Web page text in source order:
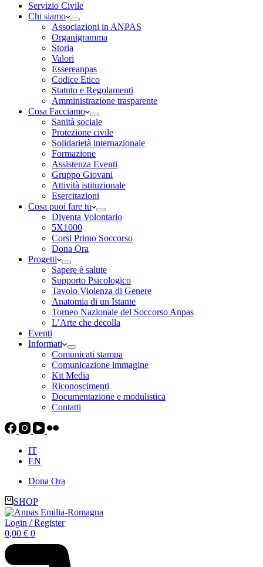
Servizio Civile
Chi siamo
Associazioni in ANPAS
Organigramma
Storia
Valori
Essereanpas
Codice Etico
Statuto e Regolamenti
Amministrazione trasparente
Cosa Facciamo
Sanità sociale
Protezione civile
Solidarietà internazionale
Formazione
Assistenza Eventi
Gruppo Giovani
Attività istituzionale
Esercitazioni
Cosa puoi fare tu
Diventa Volontario
5X1000
Corsi Primo Soccorso
Dona Ora
Progetti
Sapere è salute
Supporto Psicologico
Tavolo Violenza di Genere
Anatomia di un Istante
Torneo Nazionale del Soccorso Anpas
L’Arte che decolla
Eventi
Informati
Comunicati stampa
Comunicazione immagine
Kit Media
Riconoscimenti
Documentazione e modulistica
Contatti
IT
EN
Dona Ora
SHOP
Login / Register
Carrello
0,00 € 0